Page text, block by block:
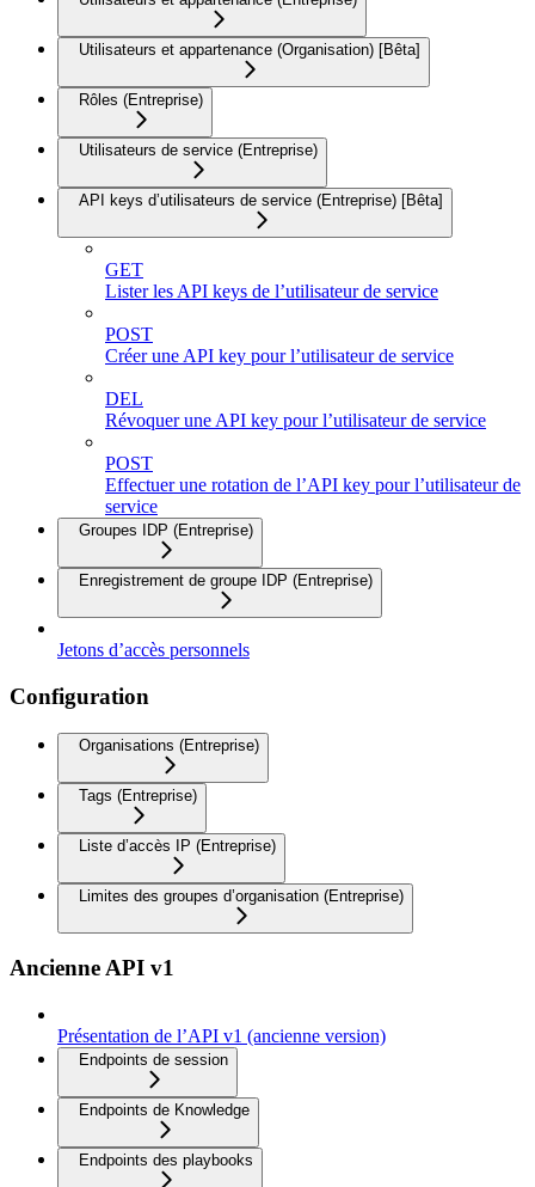
Utilisateurs et appartenance (Organisation) [Bêta]
Rôles (Entreprise)
Utilisateurs de service (Entreprise)
API keys d’utilisateurs de service (Entreprise) [Bêta]
GET
Lister les API keys de l’utilisateur de service
POST
Créer une API key pour l’utilisateur de service
DEL
Révoquer une API key pour l’utilisateur de service
POST
Effectuer une rotation de l’API key pour l’utilisateur de
service
Groupes IDP (Entreprise)
Enregistrement de groupe IDP (Entreprise)
Jetons d’accès personnels
Configuration
Organisations (Entreprise)
Tags (Entreprise)
Liste d’accès IP (Entreprise)
Limites des groupes d’organisation (Entreprise)
Ancienne API v1
Présentation de l’API v1 (ancienne version)
Endpoints de session
Endpoints de Knowledge
Endpoints des playbooks